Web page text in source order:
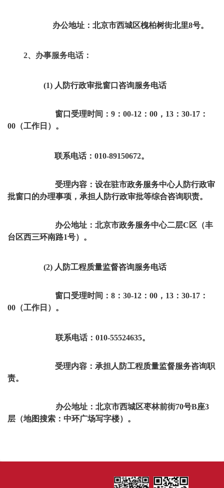
办公地址：北京市西城区槐柏树街北里8号。
2、办事服务电话：
(1) 人防行政审批窗口咨询服务电话
窗口受理时间：9：00-12：00，13：30-17：
00（工作日）。
联系电话：010-89150672。
受理内容：设在驻市政务服务中心人防行政审
批窗口的办理事项，承担人防行政审批等综合咨询职责。
办公地址：北京市政务服务中心二层C区（丰
台区西三环南路1号）。
(2) 人防工程质量监督咨询服务电话
窗口受理时间：8：30-12：00，13：30-17：
00（工作日）。
联系电话：010-55524635。
受理内容：承担人防工程质量监督服务咨询职
责。
办公地址：北京市西城区枣林前街70号B座3
层（地图搜索：中环广场写字楼）。